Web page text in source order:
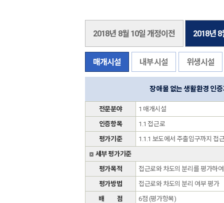
2018년 8월 10일 개정이전 2018년 8
매개시설 내부시설 위생시설
장애물 없는 생활환경 인
전문분야
1 매개시설
인증항목
1.1 접근로
평가기준
1.1.1 보도에서 주출입구까지 접
세부 평가기준
평가목적
접근로와 차도의 분리를 평가하
평가방법
접근로와 차도의 분리 여부 평가
배 점
6점 (평가항목)